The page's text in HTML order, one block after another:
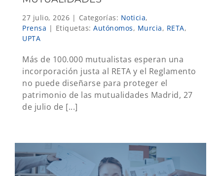
27 julio, 2026 | Categorías: Noticia,
Prensa | Etiquetas: Autónomos, Murcia, RETA,
UPTA
Más de 100.000 mutualistas esperan una
incorporación justa al RETA y el Reglamento
no puede diseñarse para proteger el
patrimonio de las mutualidades Madrid, 27
de julio de [...]